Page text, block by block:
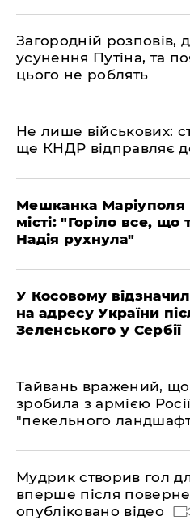
Загородній розповів,
усунення Путіна, та
цього не роблять
Не лише військових:
ще КНДР відправляє
Мешканка Маріуполя
місті: "Горіло все,
Надія рухнула"
У Косовому
на адресу України
Зеленського у Сербії
Тайвань вражений, що
зробила з армією
"пекельного
Мудрик створив гол
вперше після
опубліковано відео